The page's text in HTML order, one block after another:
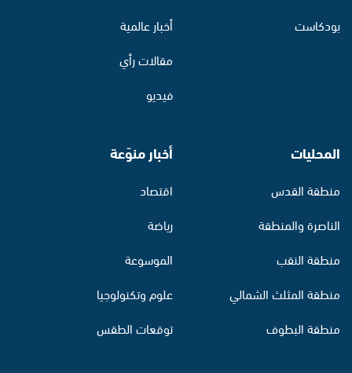
بودكاست
أخبار عالمية
مقالات رأي
فيديو
المحليات
منطقة القدس
الناصرة والمنطقة
منطقة النقب
منطقة المثلث الشمالي
منطقة البطوف
أخبار منوّعة
اقتصاد
رياضة
الموسوعة
علوم وتكنولوجيا
توقعات الطقس